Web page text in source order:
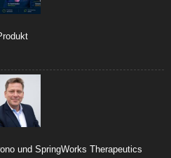
und SpringWorks Therapeutics